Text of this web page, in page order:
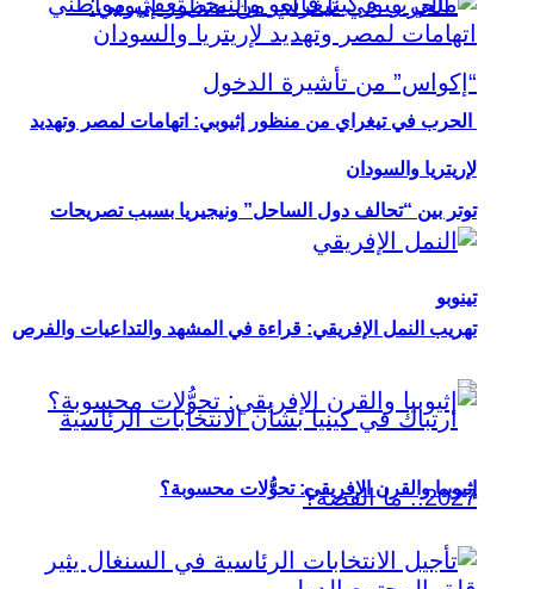
توتر بين “تحالف دول الساحل” ونيجيريا بسبب تصريحات
تينوبو
الحرب في تيغراي من منظور إثيوبي: اتهامات لمصر وتهديد
لإريتريا والسودان
تهريب النمل الإفريقي: قراءة في المشهد والتداعيات والفرص
إثيوبيا والقرن الإفريقي: تحوُّلات محسوبة؟